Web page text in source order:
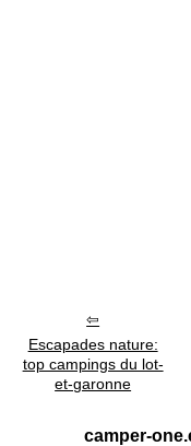
Escapades nature:
top campings du lot-
et-garonne
camper-